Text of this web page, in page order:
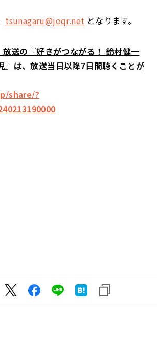
tsunagaru@joqr.net となります。
送の『好きがつながる！ 鈴村健一
』は、放送当日以降7日間聴くことが
share/?